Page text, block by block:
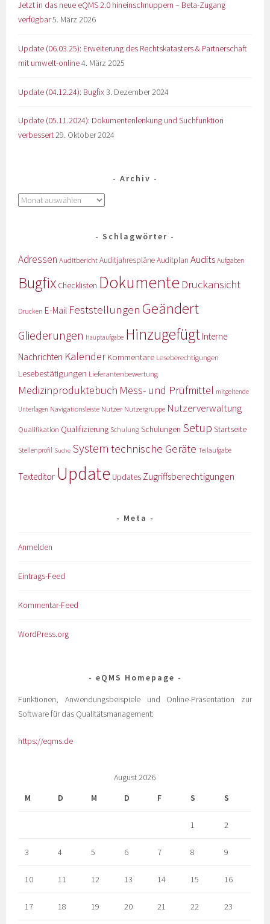
Jetzt in das neue eQMS 2.0 hineinschnuppern – Beta-Zugang
verfügbar5. März 2026
Update (06.03.25): Erweiterung des Rechtskatasters & Partnerschaft
mit umwelt-online4. März 2025
Update (04.12.24): Bugfix 3. Dezember 2024
Update (05.11.2024): Dokumentenlenkung und Suchfunktion
verbessert29. Oktober 2024
Archiv
Schlagwörter
Adressen AuditberichtAuditjahrespläneAuditplan Audits Aufgaben
Bugfix Checklisten Dokumente Druckansicht
Drucken E-Mail Feststellungen Geändert
Gliederungen Hauptaufgabe Hinzugefügt Interne
Nachrichten KalenderKommentare Leseberechtigungen
Lesebestätigungen Lieferantenbewertung
Medizinproduktebuch Mess- und Prüfmittel mitgeltende
Unterlagen Navigationsleiste Nutzer Nutzergruppe Nutzerverwaltung
Qualifikation Qualifizierung Schulung Schulungen Setup Startseite
Stellenprofil Suche System technische Geräte Teilaufgabe
Texteditor Update Updates Zugriffsberechtigungen
Meta
Anmelden
Eintrags-Feed
Kommentar-Feed
WordPress.org
eQMS Homepage
Funktionen, Anwendungsbeispiele und Online-Präsentation zur
Software für das Qualitätsmanagement:
https://eqms.de
August 2026
M
D M D F S S
1 2
3 4 5 6 7 8 9
10 11 12 13 14 15 16
17 18 19 20 21 22 23